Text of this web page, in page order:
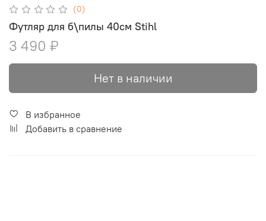
(0)
Футляр для б\пилы 40см Stihl
3 490 ₽
Нет в наличии
В избранное
Добавить в сравнение